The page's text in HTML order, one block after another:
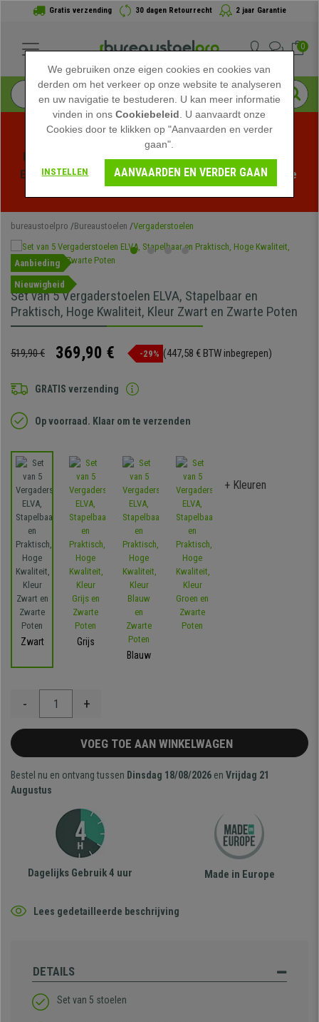
Gratis verzending 30 dagen Retourrecht 2 jaar Garantie
0
Profiteer van de Zomeruitverkoop bij bureaustoelpro!
Exclusieve kortingen voor een beperkte tijd - Bekijk de
bureaustoelpro Bureaustoelen Vergaderstoelen
Aanbieding
Nieuwigheid
Set van 5 Vergaderstoelen ELVA, Stapelbaar en
Praktisch, Hoge Kwaliteit, Kleur Zwart en Zwarte Poten
519,90 € 369,90 € -29% (447,58 € BTW inbegrepen)
GRATIS verzending
Op voorraad. Klaar om te verzenden
Zwart
Grijs
Blauw
+ Kleuren
- +
VOEG TOE AAN WINKELWAGEN
Bestel nu en ontvang tussen Dinsdag 18/08/2026 en Vrijdag 21
Augustus
Dagelijks Gebruik 4 uur Made in Europe
Lees gedetailleerde beschrijving
DETAILS
Set van 5 stoelen
We gebruiken onze eigen cookies en cookies van
derden om het verkeer op onze website te analyseren
en uw navigatie te bestuderen. U kan meer informatie
vinden in onsCookiebeleid . U aanvaardt onze
Cookies door te klikken op "Aanvaarden en verder
gaan".
INSTELLEN AANVAARDEN EN VERDER GAAN